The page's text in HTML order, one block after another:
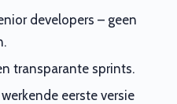
developers – geen
transparante sprints.
eerste versie